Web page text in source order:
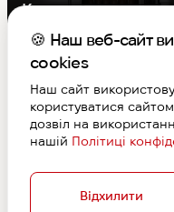
Контакти
Графік роботи
S-PROF ©
Договір
Дизайн та
🍪 Наш веб-сайт
cookies
Наш сайт
користуватися
дозвіл на
нашій Політиці
Відхилити